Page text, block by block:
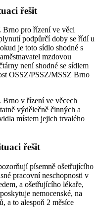
řešit
pro řízení ve věci
podpůrčí doby se řídí u
je toto sídlo shodné s
mzdovou
není shodné se sídlem
OSSZ/PSSZ/MSSZ Brno
v řízení ve věcech
výdělečně činných a
místem jejich trvalého
řešit
písemně ošetřujícího
pracovní neschopnosti v
a ošetřujícího lékaře,
nemocenské, na
a to alespoň 2 měsíce